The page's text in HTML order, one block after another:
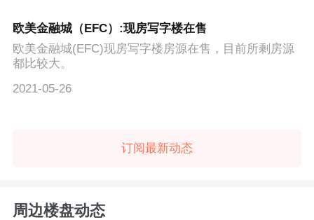
欧美金融城（EFC）:现房写字楼在售
欧美金融城(EFC)现房写字楼房源在售，目前所剩房源
都比较大。
2021-05-26
订阅最新动态
周边楼盘动态